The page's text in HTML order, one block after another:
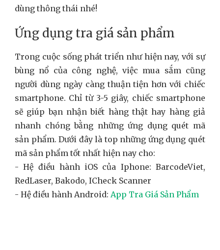
dùng thông thái nhé!
Ứng dụng tra giá sản phẩm
Trong cuộc sống phát triển như hiện nay, với sự
bùng nổ của công nghệ, việc mua sắm cũng
người dùng ngày càng thuận tiện hơn với chiếc
smartphone. Chỉ từ 3-5 giây, chiếc smartphone
sẽ giúp bạn nhận biết hàng thật hay hàng giả
nhanh chóng bằng những ứng dụng quét mã
sản phẩm. Dưới đây là top những ứng dụng quét
mã sản phẩm tốt nhất hiện nay cho:
- Hệ điều hành iOS của Iphone: BarcodeViet,
RedLaser, Bakodo, ICheck Scanner
- Hệ điều hành Android: App Tra Giá Sản Phẩm